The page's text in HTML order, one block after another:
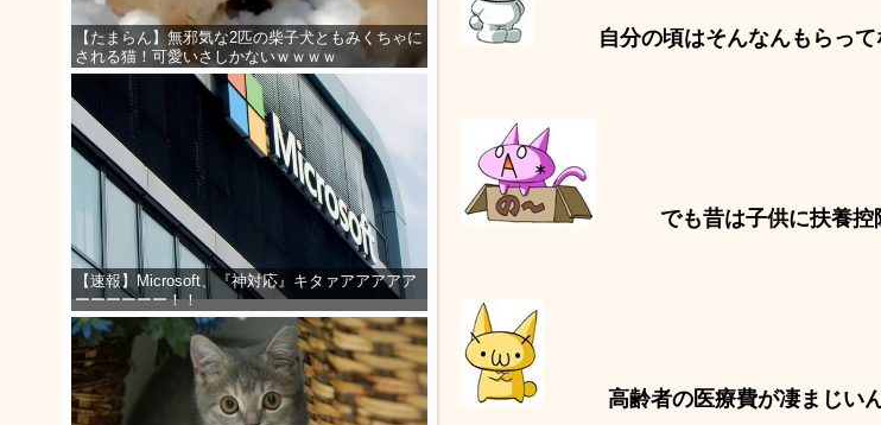
【たまらん】無邪気な2匹の柴子犬ともみくちゃに
される猫！可愛いさしかないｗｗｗｗ
【速報】Microsoft、『神対応』キタァアアアアア
ーーーーーー！！
自分の頃はそんなんもらって
でも昔は子供に扶養控除
高齢者の医療費が凄まじい